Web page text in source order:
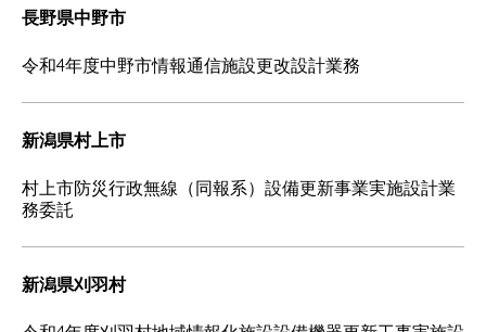
長野県中野市
令和4年度中野市情報通信施設更改設計業務
新潟県村上市
村上市防災行政無線（同報系）設備更新事業実施設計業
務委託
新潟県刈羽村